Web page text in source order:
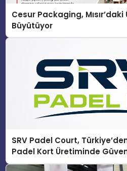
Cesur Packaging,
Büyütüyor
SRV Padel Court,
Padel Kort Üretiminde